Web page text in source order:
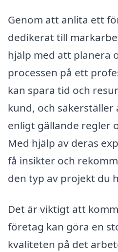
Genom att anlita ett
dedikerat till
hjälp med att planera
processen på ett
kan spara tid och
kund, och
enligt gällande regler
Med hjälp av deras
få insikter och
den typ av projekt du
Det är viktigt att
företag kan göra en
kvaliteten på det